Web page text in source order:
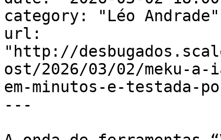
category: "Léo Andrade"
url:
"http://
ost/2026/03/02/meku-
em-minutos-e-testada-
---